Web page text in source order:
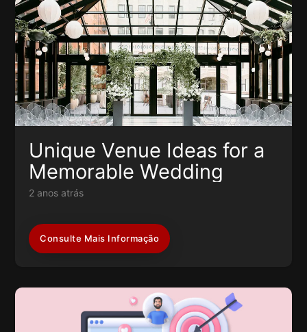
Unique Venue Ideas for a
Memorable Wedding
2 anos atrás
Consulte Mais Informação